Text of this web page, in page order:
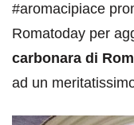
#aromacipiace
Romatoday per
carbonara di
ad un